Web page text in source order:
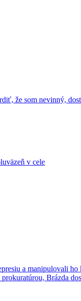
že som nevinný,
v cele
a manipulovali ho
Brázda